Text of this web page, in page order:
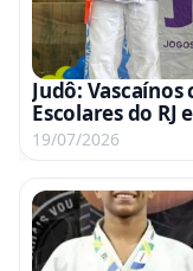
Judô:
Escolares do RJ
19/07/2026